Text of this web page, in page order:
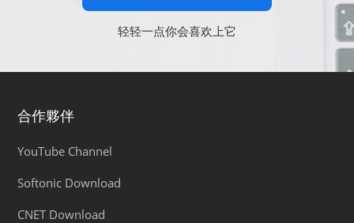
轻轻一点你会喜欢上它
合作夥伴
YouTube Channel
Softonic Download
CNET Download